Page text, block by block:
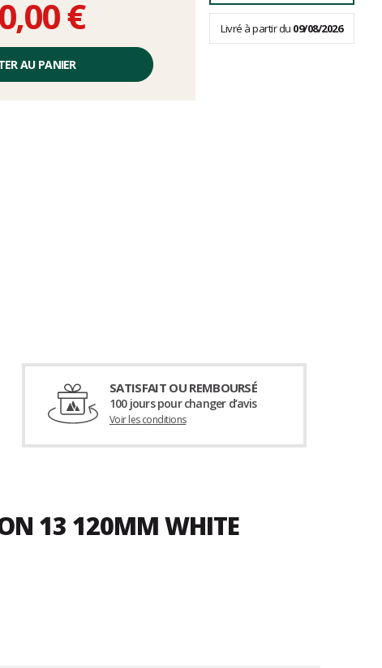
€
AU PANIER
Livré à partir du 09/08/2026
SATISFAIT OU REMBOURSÉ
100 jours pour changer d’avis
Voir les conditions
13 120MM WHITE